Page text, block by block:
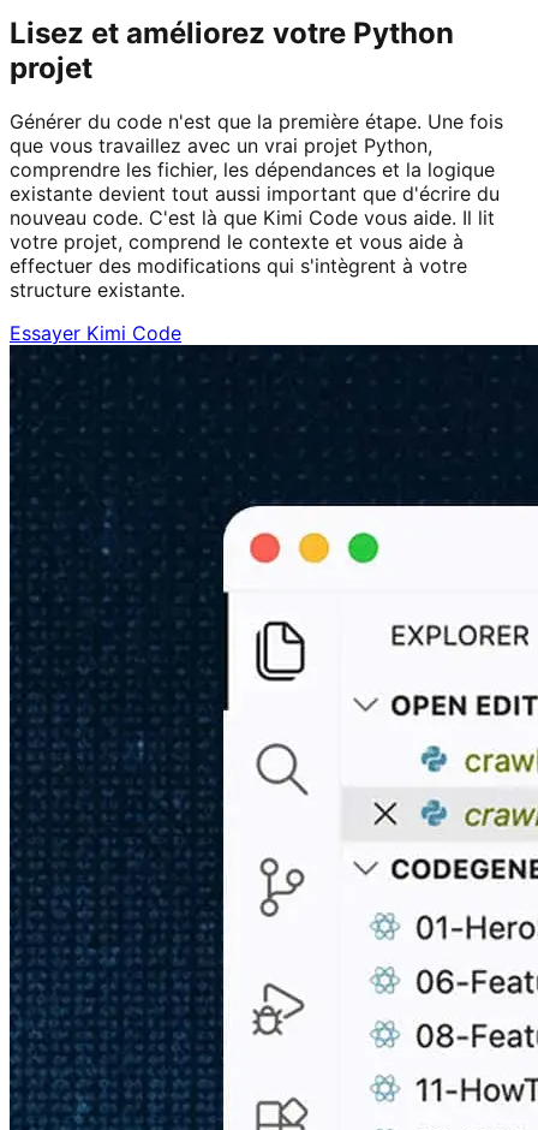
Lisez et améliorez votre Python
projet
Générer du code n'est que la première étape. Une fois
que vous travaillez avec un vrai projet Python,
comprendre les fichier, les dépendances et la logique
existante devient tout aussi important que d'écrire du
nouveau code. C'est là que Kimi Code vous aide. Il lit
votre projet, comprend le contexte et vous aide à
effectuer des modifications qui s'intègrent à votre
structure existante.
Essayer Kimi Code